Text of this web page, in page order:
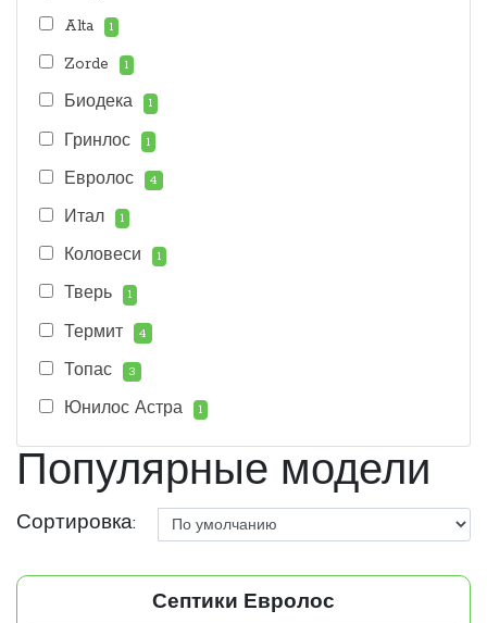
Alta 1
Zorde 1
Биодека 1
Гринлос 1
Евролос 4
Итал 1
Коловеси 1
Тверь 1
Термит 4
Топас 3
Юнилос Астра 1
Популярные модели
Сортировка:
Септики Евролос